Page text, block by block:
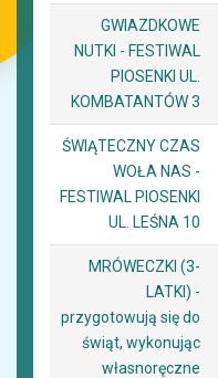
GWIAZDKOWE
NUTKI - FESTIWAL
PIOSENKI UL.
KOMBATANTÓW 3
ŚWIĄTECZNY CZAS
WOŁA NAS -
FESTIWAL PIOSENKI
UL. LEŚNA 10
MRÓWECZKI (3-
LATKI) -
przygotowują się do
świąt, wykonując
własnoręczne